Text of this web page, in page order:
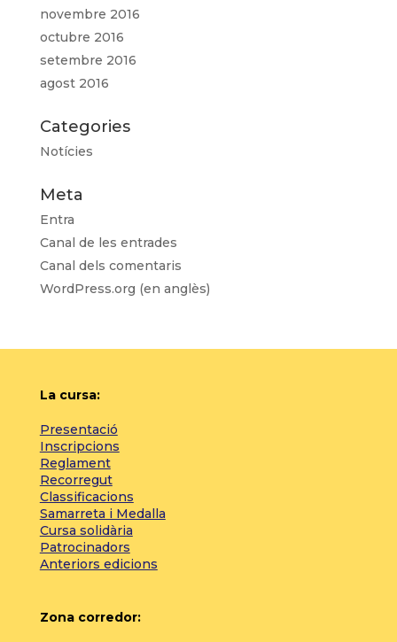
novembre 2016
octubre 2016
setembre 2016
agost 2016
Categories
Notícies
Meta
Entra
Canal de les entrades
Canal dels comentaris
WordPress.org (en anglès)
La cursa:
Presentació
Inscripcions
Reglament
Recorregut
Classificacions
Samarreta i Medalla
Cursa solidària
Patrocinadors
Anteriors edicions
Zona corredor: